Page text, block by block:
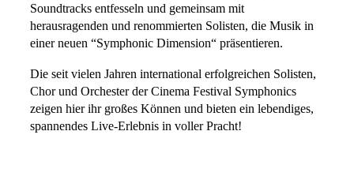
Soundtracks entfesseln und gemeinsam mit
herausragenden und renommierten Solisten, die Musik in
einer neuen “Symphonic Dimension“ präsentieren.
Die seit vielen Jahren international erfolgreichen Solisten,
Chor und Orchester der Cinema Festival Symphonics
zeigen hier ihr großes Können und bieten ein lebendiges,
spannendes Live-Erlebnis in voller Pracht!